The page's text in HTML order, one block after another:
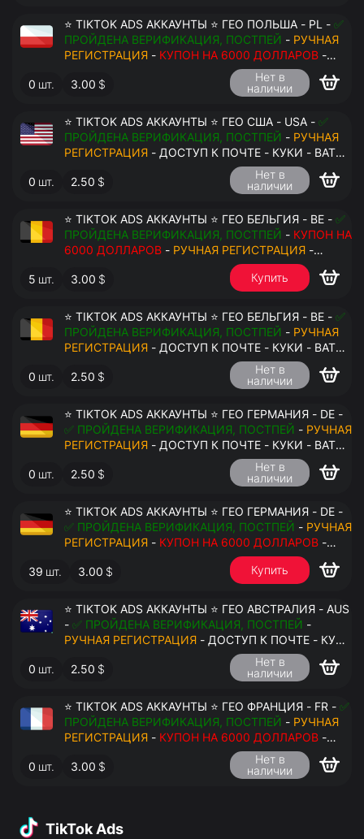
⭐ TIKTOK ADS АККАУНТЫ ⭐ ГЕО ПОЛЬША - PL - ✅
ПРОЙДЕНА ВЕРИФИКАЦИЯ, ПОСТПЕЙ - РУЧНАЯ
РЕГИСТРАЦИЯ - КУПОН НА 6000 ДОЛЛАРОВ -
ДОСТУП К ПОЧТЕ - КУКИ - ВАТ ЗАПОЛНЕН -
ПЕРЕДАЧА В АНТИДЕТЕКТ
0 шт. 3.00 $
Нет в
наличии
⭐ TIKTOK ADS АККАУНТЫ ⭐ ГЕО США - USA - ✅
ПРОЙДЕНА ВЕРИФИКАЦИЯ, ПОСТПЕЙ - РУЧНАЯ
РЕГИСТРАЦИЯ - ДОСТУП К ПОЧТЕ - КУКИ - ВАТ
ЗАПОЛНЕН - ПЕРЕДАЧА В АНТИДЕТЕКТ
0 шт. 2.50 $
Нет в
наличии
⭐ TIKTOK ADS АККАУНТЫ ⭐ ГЕО БЕЛЬГИЯ - BE - ✅
ПРОЙДЕНА ВЕРИФИКАЦИЯ, ПОСТПЕЙ - КУПОН НА
6000 ДОЛЛАРОВ - РУЧНАЯ РЕГИСТРАЦИЯ -
ДОСТУП К ПОЧТЕ - КУКИ - ВАТ ЗАПОЛНЕН -
ПЕРЕДАЧА В АНТИДЕТЕКТ
5 шт. 3.00 $ Купить
⭐ TIKTOK ADS АККАУНТЫ ⭐ ГЕО БЕЛЬГИЯ - BE - ✅
ПРОЙДЕНА ВЕРИФИКАЦИЯ, ПОСТПЕЙ - РУЧНАЯ
РЕГИСТРАЦИЯ - ДОСТУП К ПОЧТЕ - КУКИ - ВАТ
ЗАПОЛНЕН - ПЕРЕДАЧА В АНТИДЕТЕКТ
0 шт. 2.50 $
Нет в
наличии
⭐ TIKTOK ADS АККАУНТЫ ⭐ ГЕО ГЕРМАНИЯ - DE -
✅ ПРОЙДЕНА ВЕРИФИКАЦИЯ, ПОСТПЕЙ - РУЧНАЯ
РЕГИСТРАЦИЯ - ДОСТУП К ПОЧТЕ - КУКИ - ВАТ
ЗАПОЛНЕН - ПЕРЕДАЧА В АНТИДЕТЕКТ
0 шт. 2.50 $
Нет в
наличии
⭐ TIKTOK ADS АККАУНТЫ ⭐ ГЕО ГЕРМАНИЯ - DE -
✅ ПРОЙДЕНА ВЕРИФИКАЦИЯ, ПОСТПЕЙ - РУЧНАЯ
РЕГИСТРАЦИЯ - КУПОН НА 6000 ДОЛЛАРОВ -
ДОСТУП К ПОЧТЕ - КУКИ - ВАТ ЗАПОЛНЕН -
ПЕРЕДАЧА В АНТИДЕТЕКТ
39 шт. 3.00 $ Купить
⭐ TIKTOK ADS АККАУНТЫ ⭐ ГЕО АВСТРАЛИЯ - AUS
- ✅ ПРОЙДЕНА ВЕРИФИКАЦИЯ, ПОСТПЕЙ -
РУЧНАЯ РЕГИСТРАЦИЯ - ДОСТУП К ПОЧТЕ - КУКИ
- ВАТ ЗАПОЛНЕН - ПЕРЕДАЧА В АНТИДЕТЕКТ
0 шт. 2.50 $
Нет в
наличии
⭐ TIKTOK ADS АККАУНТЫ ⭐ ГЕО ФРАНЦИЯ - FR - ✅
ПРОЙДЕНА ВЕРИФИКАЦИЯ, ПОСТПЕЙ - РУЧНАЯ
РЕГИСТРАЦИЯ - КУПОН НА 6000 ДОЛЛАРОВ -
ДОСТУП К ПОЧТЕ - КУКИ - ВАТ ЗАПОЛНЕН -
ПЕРЕДАЧА В АНТИДЕТЕКТ
0 шт. 3.00 $
Нет в
наличии
TikTok Ads